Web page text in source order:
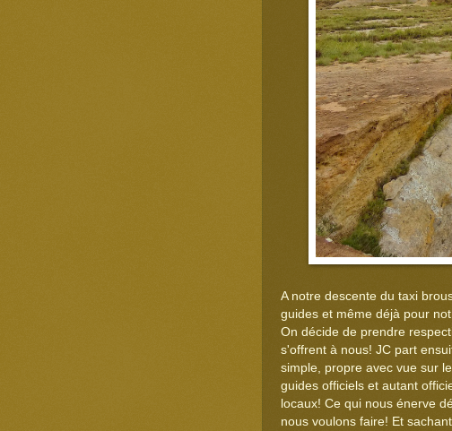
A notre descente du taxi
guides et même déjà pour
On décide de prendre
s'offrent à nous! JC part
simple, propre avec vue sur
guides officiels et autant
locaux! Ce qui nous énerve
nous voulons faire! Et